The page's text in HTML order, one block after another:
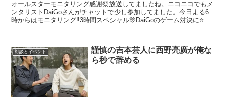
オールスターモニタリング感謝祭放送してましたね。ニコニコでもメ
ンタリストDaiGoさんがチャットで少し参加してました。今日よる6
時からはモニタリング‼️3時間スペシャル🎊DaiGoのゲーム対決に⭐️阿
対談とイベント
謹慎の吉本芸人に西野亮廣が俺な
ら秒で辞める